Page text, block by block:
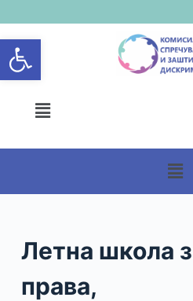
Open toolbark
i
p
Летна школа
права,